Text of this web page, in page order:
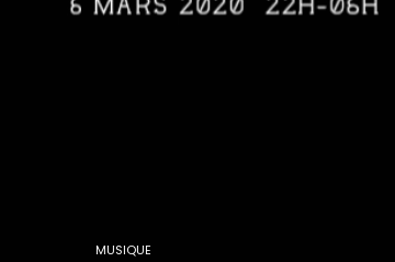
MUSIQUE